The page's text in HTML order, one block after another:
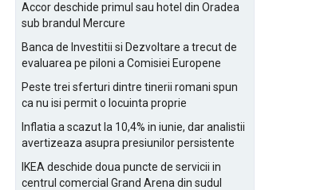
Accor deschide primul sau hotel din Oradea
sub brandul Mercure
Banca de Investitii si Dezvoltare a trecut de
evaluarea pe piloni a Comisiei Europene
Peste trei sferturi dintre tinerii romani spun
ca nu isi permit o locuinta proprie
Inflatia a scazut la 10,4% in iunie, dar analistii
avertizeaza asupra presiunilor persistente
IKEA deschide doua puncte de servicii in
centrul comercial Grand Arena din sudul